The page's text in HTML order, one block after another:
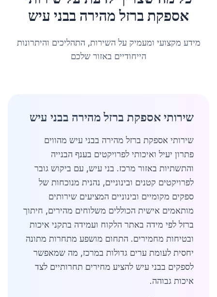
אספקת ברזל מהירה בבני עיש
מידע מקצועי ומעמיק על השירות, התהליכים והיתרונות
הייחודיים באזור שלכם
שירותי אספקת ברזל מהירה בבני עיש
שירותי אספקת ברזל מהירה בבני עיש מהווים
פתרון יעיל ואיכותי לפרויקטים בענף הבנייה
והתשתיות באזור מרכז. בני עיש, עם ביקוש גובר
לפרויקטים קטנים ובינוניים, נהנית מנוכחות של
ספקים מקומיים ובינוניים המציעים שירותים
מותאמים אישית הכוללים משלוחים מהירים, חיתוך
ברזל לפי מידה באתר הלקוח ועמידה בתקני איכות
ובטיחות מחמירים. התחום מושפע מתחרות מתונה
יחסית לעומת ערים גדולות במרכז, מה שמאפשר
לספקים בבני עיש להציע מחירים תחרותיים לצד
איכות גבוהה.